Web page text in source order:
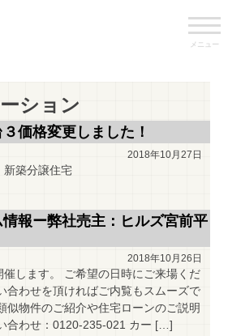
メニュー
ション
価格変更しました！
2018年10月27日
築分譲住宅
報ー弊社売主：ヒルズ宮前平
2018年10月26日
催します。 ご希望の日時にご来場くだ
合わせを頂ければご内覧もスムーズで
似物件のご紹介や住宅ローンのご説明
合わせ：0120-235-021 カー […]